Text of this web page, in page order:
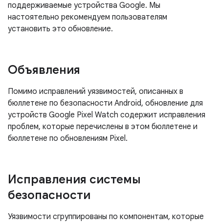
поддерживаемые устройства Google. Мы
настоятельно рекомендуем пользователям
установить это обновление.
Объявления
Помимо исправлений уязвимостей, описанных в
бюллетене по безопасности Android, обновление для
устройств Google Pixel Watch содержит исправления
проблем, которые перечислены в этом бюллетене и
бюллетене по обновлениям Pixel.
Исправления системы
безопасности
Уязвимости сгруппированы по компонентам, которые